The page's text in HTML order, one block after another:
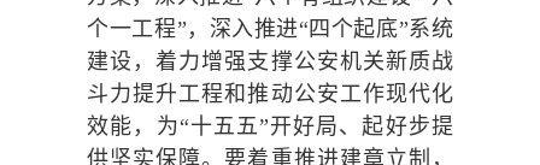
个一工程”，深入推进“四个起底”系统
建设，着力增强支撑公安机关新质战
斗力提升工程和推动公安工作现代化
效能，为“十五五”开好局、起好步提
供坚实保障。要着重推进建章立制，